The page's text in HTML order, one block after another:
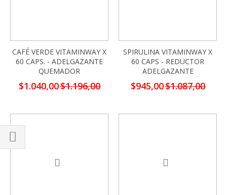
CAFÉ VERDE VITAMINWAY X
60 CAPS. - ADELGAZANTE
QUEMADOR
Precio
especial
$1.040,00$1.196,00
SPIRULINA VITAMINWAY X
60 CAPS - REDUCTOR
ADELGAZANTE
Precio
especial
$945,00$1.087,00
Comprar